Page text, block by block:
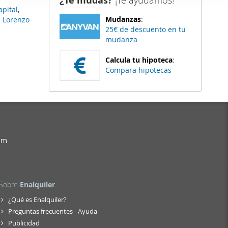
funciones
del
,
Mudanzas:
25€ de descuento en tu
mudanza
Calcula tu hipoteca:
Compara hipotecas
Sobre Enalquiler
¿Qué es Enalquiler?
Preguntas frecuentes - Ayuda
Publicidad